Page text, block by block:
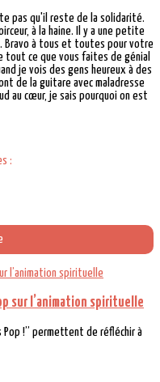
pas qu'il reste de la solidarité.
à la haine. Il y a une petite
Bravo à tous et toutes pour votre
tout ce que vous faites de génial
je vois des gens heureux à des
de la guitare avec maladresse
au cœur, je sais pourquoi on est
:
sur l’animation spirituelle
Pop !” permettent de réfléchir à